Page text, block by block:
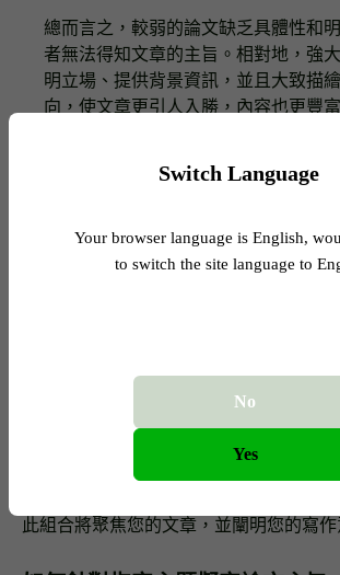
總而言之，較弱的論文缺乏具體性和
者無法得知文章的主旨。相對地，強
明立場、提供背景資訊，並且大致描
向，使文章更引人入勝，內容也更豐富
論文主旨主要由以下兩個部分組成：
：您的文章所探討的內容。
：您對於該主題的立場、論點或
此組合將聚焦您的文章，並闡明您的寫作
Switch Language
Your browser language is English,
to switch the site language to
No
Yes